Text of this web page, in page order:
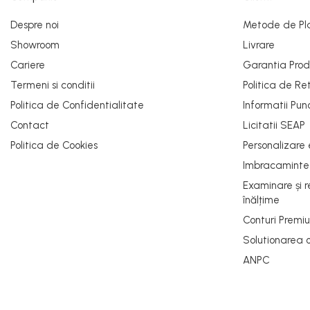
PROTECȚIE AUDITIVĂ
Antifoane externe
casca de protecție
Antifoane interne
Antifoane interne de unică folosință
Despre noi
Showroom
Cariere
Termeni si conditii
Politica de Confidentialitate
Contact
Politica de Cookies
Metode de
Livrare
Garantia
Politica de
Informatii
Licitatii SEAP
Examinare și
înălțime
Conturi
Solutionarea
ANPC